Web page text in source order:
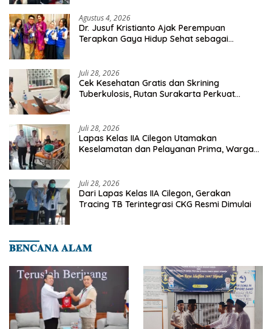
Agustus 4, 2026
Dr. Jusuf Kristianto Ajak Perempuan
Terapkan Gaya Hidup Sehat sebagai
Juli 28, 2026
Cek Kesehatan Gratis dan Skrining
Tuberkulosis, Rutan Surakarta Perkuat
Juli 28, 2026
Lapas Kelas IIA Cilegon Utamakan
Keselamatan dan Pelayanan Prima, Warga
Juli 28, 2026
Dari Lapas Kelas IIA Cilegon, Gerakan
Tracing TB Terintegrasi CKG Resmi Dimulai
𝐁𝐄𝐍𝐂𝐀𝐍𝐀 𝐀𝐋𝐀𝐌